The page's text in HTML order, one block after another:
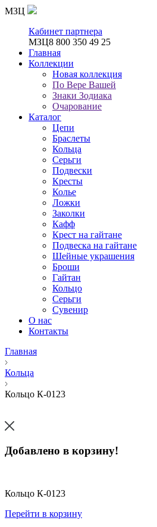
МЗЦ
Кабинет партнера
МЗЦ8 800 350 49 25
Главная
Коллекции
Новая коллекция
По Вере Вашей
Знаки Зодиака
Очарование
Каталог
Цепи
Браслеты
Кольца
Серьги
Подвески
Кресты
Колье
Ложки
Заколки
Кафф
Крест на гайтане
Подвеска на гайтане
Шейные украшения
Броши
Гайтан
Кольцо
Серьги
Сувенир
О нас
Контакты
Главная
Кольца
Кольцо К-0123
Добавлено в корзину!
Кольцо К-0123
Перейти в корзину